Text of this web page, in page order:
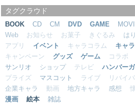
タグクラウド
BOOK CD CM DVD GAME
Web
お知らせ お菓子 きぐるみ は
アプリ
イベント キャラコラム キャ
キャンペーン
グッズ ゲーム コラボ
サンリオ
ショップ テレビ ハンバー
プライズ
マスコット ライブ リバイ
企業キャラ
動画 地方キャラ 感想
漫画
絵本 雑誌